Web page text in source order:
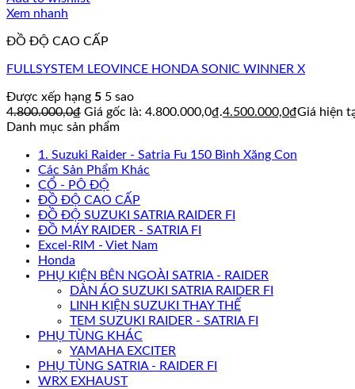
Xem nhanh
ĐỒ ĐỘ CAO CẤP
FULLSYSTEM LEOVINCE HONDA SONIC WINNER X
Được xếp hạng 5 5 sao
4.800.000,0₫ Giá gốc là: 4.800.000,0₫.4.500.000,0₫Giá hiện
Danh mục sản phẩm
1. Suzuki Raider - Satria Fu 150 Bình Xăng Con
Các Sản Phẩm Khác
CỔ - PÔ ĐỘ
ĐỒ ĐỘ CAO CẤP
ĐỒ ĐỘ SUZUKI SATRIA RAIDER FI
ĐỒ MÁY RAIDER - SATRIA FI
Excel-RIM - Viet Nam
Honda
PHỤ KIỆN BÊN NGOÀI SATRIA - RAIDER
DÀN ÁO SUZUKI SATRIA RAIDER FI
LINH KIỆN SUZUKI THAY THẾ
TEM SUZUKI RAIDER - SATRIA FI
PHỤ TÙNG KHÁC
YAMAHA EXCITER
PHỤ TÙNG SATRIA - RAIDER FI
WRX EXHAUST